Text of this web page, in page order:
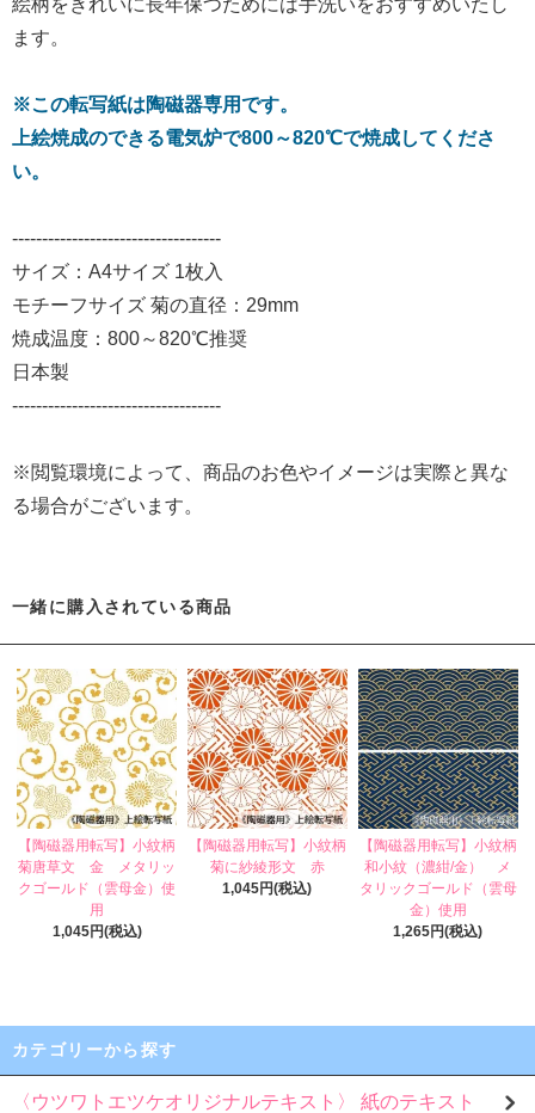
ます。
※この転写紙は陶磁器専用です。
上絵焼成のできる電気炉で800～820℃で焼成してくださ
い。
-----------------------------------
サイズ：A4サイズ 1枚入
モチーフサイズ 菊の直径：29mm
焼成温度：800～820℃推奨
日本製
-----------------------------------
※閲覧環境によって、商品のお色やイメージは実際と異な
る場合がございます。
一緒に購入されている商品
【陶磁器用転写】小紋柄
菊唐草文 金 メタリッ
クゴールド（雲母金）使
用
1,045円(税込)
【陶磁器用転写】小紋柄
菊に紗綾形文 赤
1,045円(税込)
【陶磁器用転写】小紋柄
和小紋（濃紺/金） メ
タリックゴールド（雲母
金）使用
1,265円(税込)
カテゴリーから探す
〈ウツワトエツケオリジナルテキスト〉 紙のテキスト